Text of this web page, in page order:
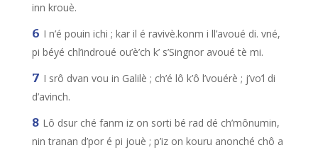
inn krouè.
I n’é pouin ichi ; kar il é ravivè.konm i ll’avoué di. vné,
pi béyé chl’indroué ou’è’ch k’ s’Singnor avoué tè mi.
I srô dvan vou in Galilè ; ch’é lô k’ô l’vouérè ; j’vo’l di
d’avinch.
Lô dsur ché fanm iz on sorti bé rad dé ch’mônumin,
nin tranan d’por é pi jouè ; p’iz on kouru anonché chô a